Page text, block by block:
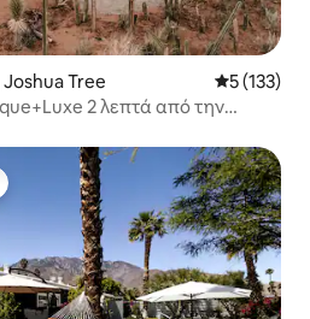
Tree Μέση
5 (133)
2 λεπτά από την